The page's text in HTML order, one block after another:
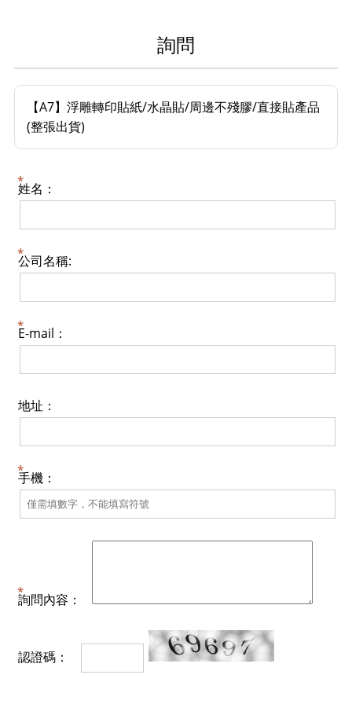
詢問
【A7】浮雕轉印貼紙/水晶貼/周邊不殘膠/直接貼產品
(整張出貨)
姓名：
公司名稱:
E-mail：
地址：
手機：
詢問內容：
認證碼：